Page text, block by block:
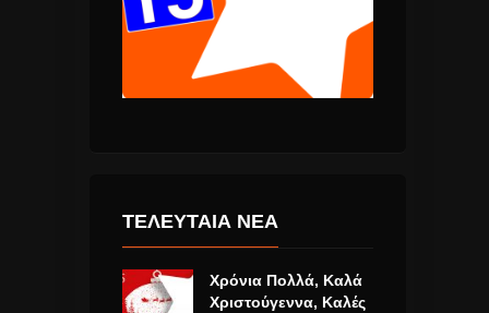
ΤΕΛΕΥΤΑΙΑ ΝΕΑ
Χρόνια Πολλά, Καλά
Χριστούγεννα, Καλές